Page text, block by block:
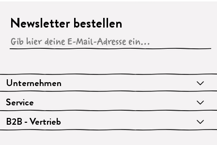
Unternehmen
Service
B2B - Vertrieb
Newsletter bestellen